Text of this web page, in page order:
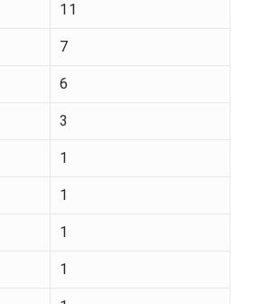
11
7
6
3
1
1
1
1